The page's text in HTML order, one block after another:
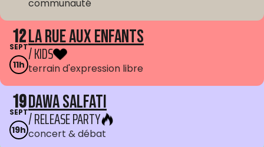
communauté
12
SEPT
11h
La Rue aux enfants
/ KIDS
terrain d'expression libre
19
SEPT
19h
Dawa Salfati
/ RELEASE PARTY
concert & débat